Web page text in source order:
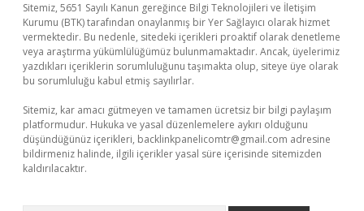
Sitemiz, 5651 Sayılı Kanun gereğince Bilgi Teknolojileri ve İletişim
Kurumu (BTK) tarafından onaylanmış bir Yer Sağlayıcı olarak hizmet
vermektedir. Bu nedenle, sitedeki içerikleri proaktif olarak denetleme
veya araştırma yükümlülüğümüz bulunmamaktadır. Ancak, üyelerimiz
yazdıkları içeriklerin sorumluluğunu taşımakta olup, siteye üye olarak
bu sorumluluğu kabul etmiş sayılırlar.
Sitemiz, kar amacı gütmeyen ve tamamen ücretsiz bir bilgi paylaşım
platformudur. Hukuka ve yasal düzenlemelere aykırı olduğunu
düşündüğünüz içerikleri, backlinkpanelicomtr@gmail.com adresine
bildirmeniz halinde, ilgili içerikler yasal süre içerisinde sitemizden
kaldırılacaktır.